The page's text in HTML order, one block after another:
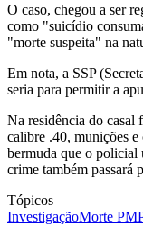
O caso, chegou a ser
como "suicídio
"morte suspeita" na
Em nota, a SSP
seria para permitir a
Na residência do casal
calibre .40, munições e
bermuda que o policial
crime também passará
Tópicos
InvestigaçãoMorte PM